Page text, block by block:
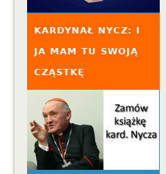
KARDYNAŁ NYCZ: I
JA MAM TU SWOJĄ
CZĄSTKĘ